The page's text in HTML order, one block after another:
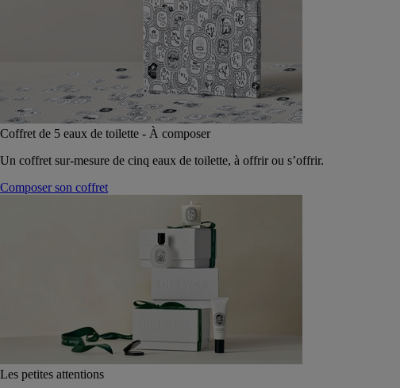
Coffret de 5 eaux de toilette - À composer
Un coffret sur-mesure de cinq eaux de toilette, à offrir ou s’offrir.
Composer son coffret
Les petites attentions